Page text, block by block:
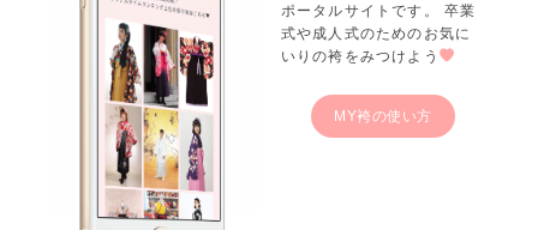
ポータルサイトです。 卒業
式や成人式のためのお気に
いりの袴をみつけよう
MY袴の使い方